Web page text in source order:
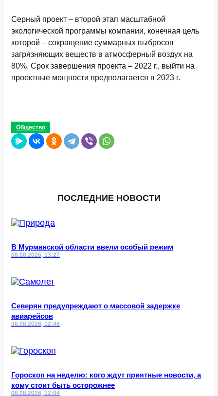
Серный проект – второй этап масштабной
экологической программы компании, конечная цель
которой – сокращение суммарных выбросов
загрязняющих веществ в атмосферный воздух на
80%. Срок завершения проекта – 2022 г., выйти на
проектные мощности предполагается в 2023 г.
Общество
ПОСЛЕДНИЕ НОВОСТИ
В Мурманской области ввели особый режим
08.08.2026, 13:27
Северян предупреждают о массовой задержке
авиарейсов
08.08.2026, 12:46
Гороскоп на неделю: кого ждут приятные новости, а
кому стоит быть осторожнее
08.08.2026, 12:04